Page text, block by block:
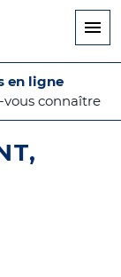
en ligne
vous connaître